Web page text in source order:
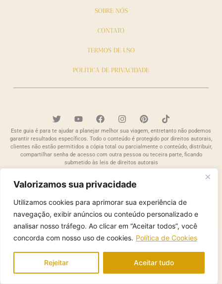
Valorizamos sua privacidade
Utilizamos cookies para aprimorar sua experiência de
navegação, exibir anúncios ou conteúdo personalizado e
analisar nosso tráfego. Ao clicar em “Aceitar todos”, você
concorda com nosso uso de cookies. Política de Cookies
Rejeitar Aceitar tudo
SOBRE NÓS
CONTATO
TERMOS DE USO
POLÍTICA DE PRIVACIDADE
Este guia é para te ajudar a planejar melhor sua viagem, entretanto não podemos
garantir resultados específicos. Todo o conteúdo é protegido por direitos autorais,
clientes não estão permitidos a cópia total ou parcialmente o conteúdo, distribuir,
compartilhar senha de acesso com outra pessoa ou teceira parte, ficando
submetido às leis de direitos autorais
Desenvolvido porMUFASA